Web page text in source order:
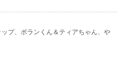
プ、ボランくん＆ティアちゃん、や